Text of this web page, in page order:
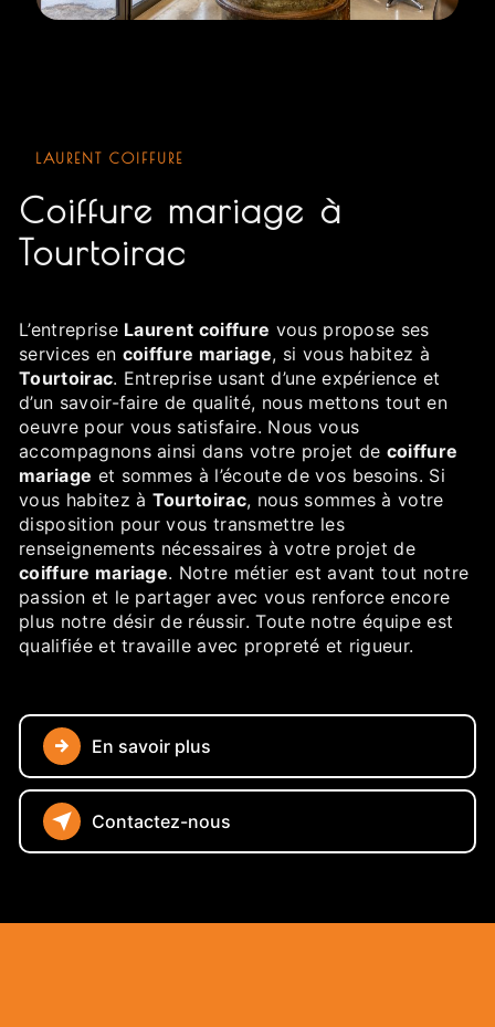
LAURENT COIFFURE
coiffure mariage à
Tourtoirac
L’entreprise Laurent coiffure vous propose ses
services en coiffure mariage, si vous habitez à
Tourtoirac. Entreprise usant d’une expérience et
d’un savoir-faire de qualité, nous mettons tout en
oeuvre pour vous satisfaire. Nous vous
accompagnons ainsi dans votre projet de coiffure
mariage et sommes à l’écoute de vos besoins. Si
vous habitez à Tourtoirac, nous sommes à votre
disposition pour vous transmettre les
renseignements nécessaires à votre projet de
coiffure mariage. Notre métier est avant tout notre
passion et le partager avec vous renforce encore
plus notre désir de réussir. Toute notre équipe est
qualifiée et travaille avec propreté et rigueur.
En savoir plus
Contactez-nous